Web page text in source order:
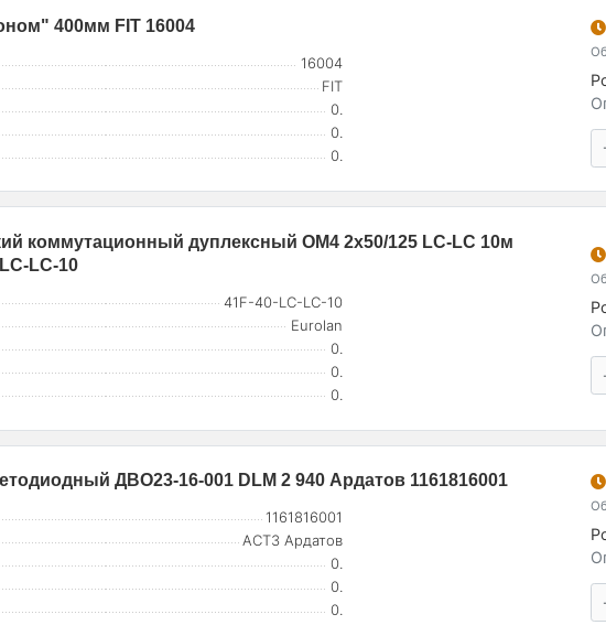
400мм FIT 16004
16004
FIT
0.
0.
0.
коммутационный дуплексный OM4 2х50/125 LC-LC 10м
LC-10
41F-40-LC-LC-10
Eurolan
0.
0.
0.
ДВО23-16-001 DLM 2 940 Ардатов 1161816001
1161816001
АСТЗ Ардатов
0.
0.
0.